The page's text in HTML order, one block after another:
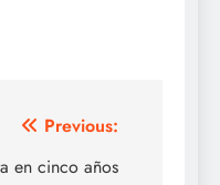
Previous:
en cinco años